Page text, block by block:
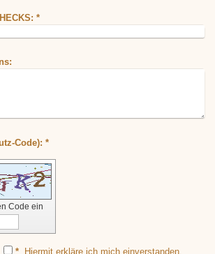
*
Captcha (Spam-Schutz-Code): *
Code ein
*
Hiermit erkläre ich mich einverstanden,